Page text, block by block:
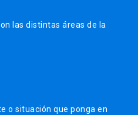
las distintas áreas de la
o situación que ponga en